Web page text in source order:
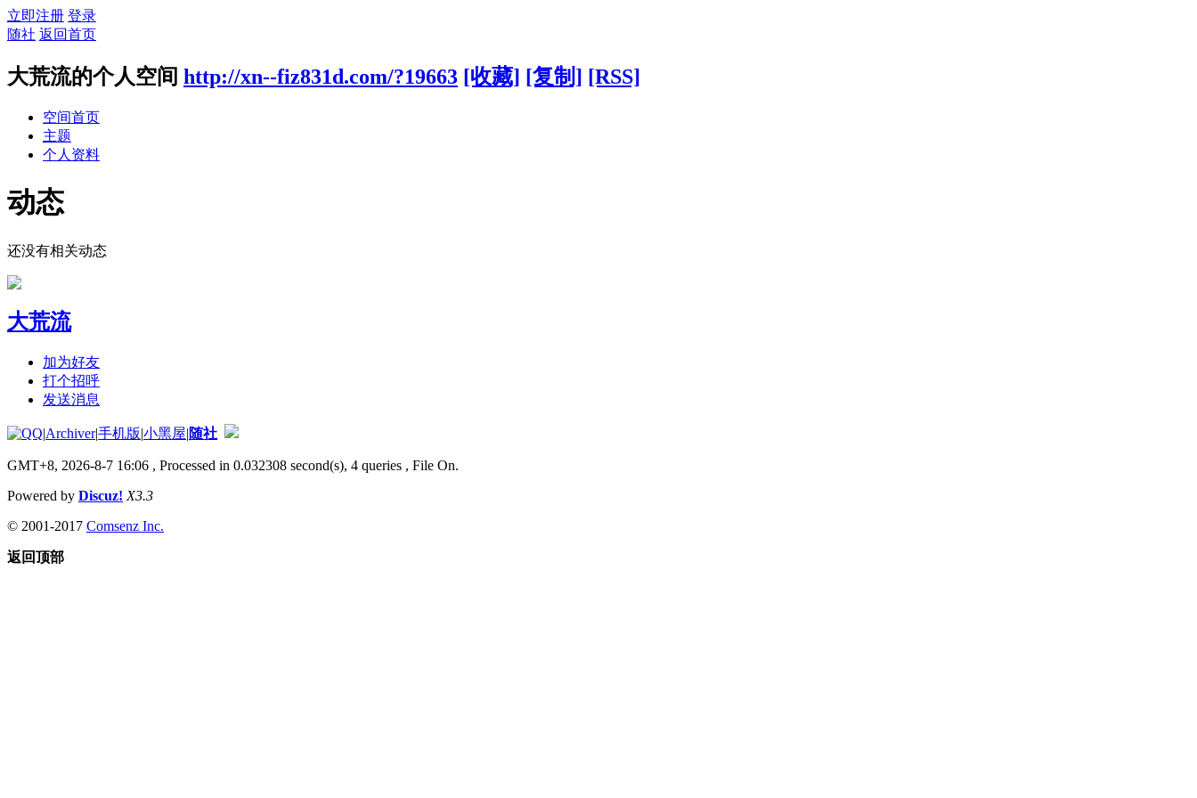
立即注册 登录
随社 返回首页
大荒流的个人空间 http://xn--fiz831d.com/?19663 [收藏] [复制] [RSS]
空间首页
主题
个人资料
动态
还没有相关动态
大荒流
加为好友
打个招呼
发送消息
|Archiver|手机版|小黑屋|随社
GMT+8, 2026-8-7 16:06 , Processed in 0.032308 second(s), 4 queries , File On.
Powered by Discuz! X3.3
© 2001-2017 Comsenz Inc.
返回顶部